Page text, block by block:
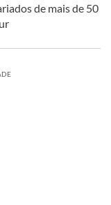
de mais de 50